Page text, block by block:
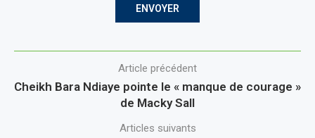
Article précédent
Cheikh Bara Ndiaye pointe le « manque de courage »
de Macky Sall
Articles suivants